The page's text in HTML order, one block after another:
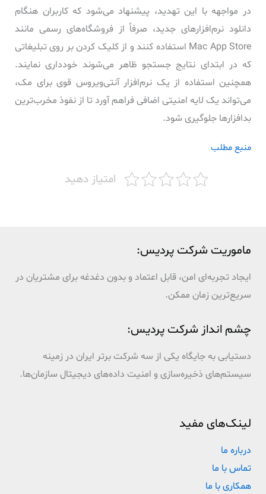
در مواجهه با این تهدید، پیشنهاد می‌شود که کاربران هنگام
دانلود نرم‌افزارهای جدید، صرفاً از فروشگاه‌های رسمی مانند
Mac App Store استفاده کنند و از کلیک کردن بر روی تبلیغاتی
که در ابتدای نتایج جستجو ظاهر می‌شوند خودداری نمایند.
همچنین استفاده از یک نرم‌افزار آنتی‌ویروس قوی برای مک،
می‌تواند یک لایه امنیتی اضافی فراهم آورد تا از نفوذ مخرب‌ترین
بدافزارها جلوگیری شود.
منبع مطلب
امتیاز دهید
ماموریت شرکت پردیس:
ایجاد تجربه‌ای امن، قابل اعتماد و بدون دغدغه برای مشتریان در
سریع‌ترین زمان ممکن.
چشم انداز شرکت پردیس:
دستیابی به جایگاه یکی از سه شرکت برتر ایران در زمینه
سیستم‌های ذخیره‌سازی و امنیت داده‌های دیجیتال سازمان‌ها.
لینک‌های مفید
درباره ما
تماس با ما
همکاری با ما